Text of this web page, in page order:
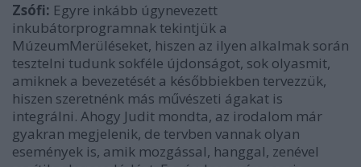
Zsófi: Egyre inkább úgynevezett
inkubátorprogramnak tekintjük a
MúzeumMerüléseket, hiszen az ilyen alkalmak során
tesztelni tudunk sokféle újdonságot, sok olyasmit,
amiknek a bevezetését a későbbiekben tervezzük,
hiszen szeretnénk más művészeti ágakat is
integrálni. Ahogy Judit mondta, az irodalom már
gyakran megjelenik, de tervben vannak olyan
események is, amik mozgással, hanggal, zenével